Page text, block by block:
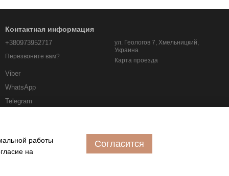
Контактная информация
+380973952717
Перезвоните вам?
Viber
WhatsApp
Telegram
ул. Геологов 7, Хмельницкий,
Украина
Карта проезда
работы
на
Согласится